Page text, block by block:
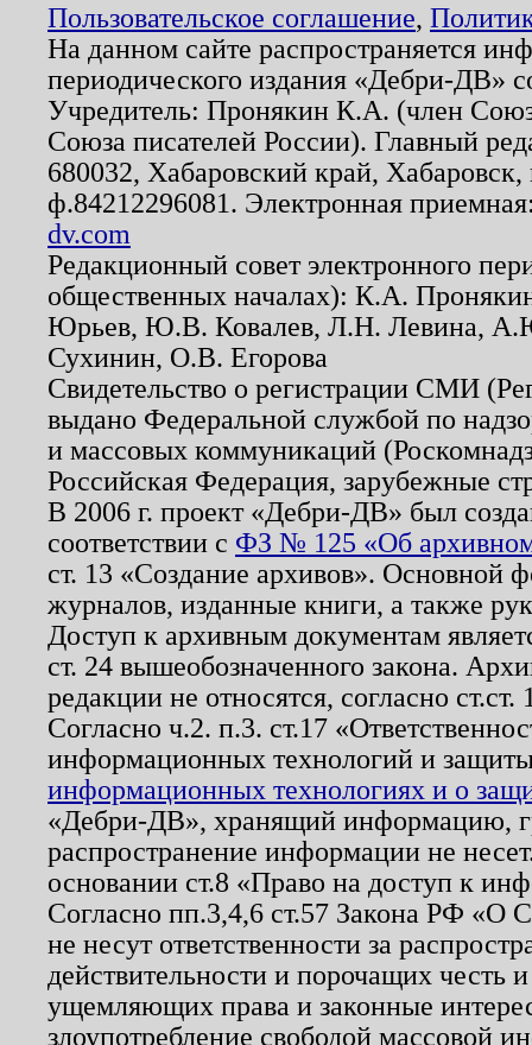
Пользовательское соглашение,
На данном сайте распространяется
периодического издания «Дебри-ДВ»
Учредитель: Пронякин К.А. (член
Союза писателей России). Главный
680032, Хабаровский край,
ф.84212296081. Электронная
dv.com
Редакционный совет электронного
общественных началах): К.А.
Юрьев, Ю.В. Ковалев, Л.Н. Левина,
Сухинин, О.В. Егорова
Свидетельство о регистрации СМИ
выдано Федеральной службой по
и массовых коммуникаций
Российская Федерация, зарубежные
В 2006 г. проект «Дебри-ДВ» был
соответствии с ФЗ № 125 «Об
ст. 13 «Создание архивов». Основной
журналов, изданные книги, а также
Доступ к архивным документам
ст. 24 вышеобозначенного закона.
редакции не относятся, согласно
Согласно ч.2. п.3. ст.17
информационных технологий и
информационных технологиях и о
«Дебри-ДВ», хранящий информацию,
распространение информации не
основании ст.8 «Право на доступ к
Согласно пп.3,4,6 ст.57 Закона РФ «О
не несут ответственности за
действительности и порочащих честь
ущемляющих права и законные
злоупотребление свободой массовой